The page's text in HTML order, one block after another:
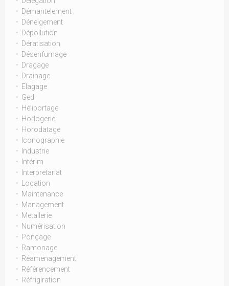
Démantelement
Déneigement
Dépollution
Dératisation
Désenfumage
Dragage
Drainage
Elagage
Ged
Héliportage
Horlogerie
Horodatage
Iconographie
Industrie
Intérim
Interpretariat
Location
Maintenance
Management
Metallerie
Numérisation
Ponçage
Ramonage
Réamenagement
Référencement
Réfrigiration